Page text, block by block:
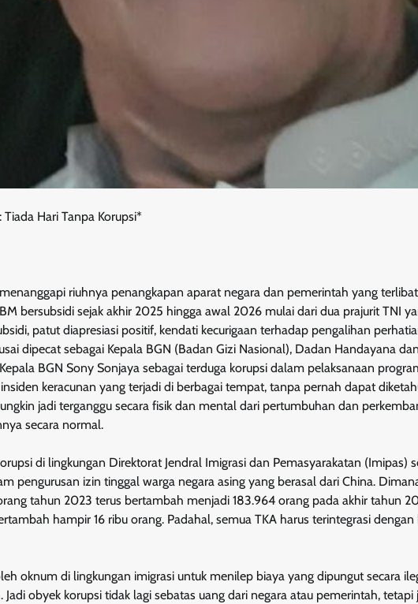
Hari Tanpa Korupsi*
riuhnya penangkapan aparat negara dan pemerintah yang
bersubsidi sejak akhir 2025 hingga awal 2026 mulai dari dua prajurit TNI
patut diapresiasi positif, kendati kecurigaan terhadap pengalihan
dipecat sebagai Kepala BGN (Badan Gizi Nasional), Dadan Handayana
BGN Sony Sonjaya sebagai terduga korupsi dalam pelaksanaan
keracunan yang terjadi di berbagai tempat, tanpa pernah dapat
jadi terganggu secara fisik dan mental dari pertumbuhan dan
secara normal.
di lingkungan Direktorat Jendral Imigrasi dan Pemasyarakatan (Imipas)
pengurusan izin tinggal warga negara asing yang berasal dari China.
tahun 2023 terus bertambah menjadi 183.964 orang pada akhir tahun
hampir 16 ribu orang. Padahal, semua TKA harus terintegrasi
oknum di lingkungan imigrasi untuk menilep biaya yang dipungut secara
obyek korupsi tidak lagi sebatas uang dari negara atau pemerintah, tetapi